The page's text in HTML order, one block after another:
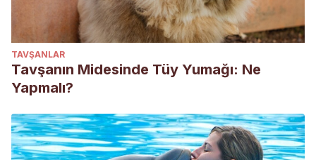
TAVŞANLAR
Tavşanın Midesinde Tüy Yumağı: Ne
Yapmalı?